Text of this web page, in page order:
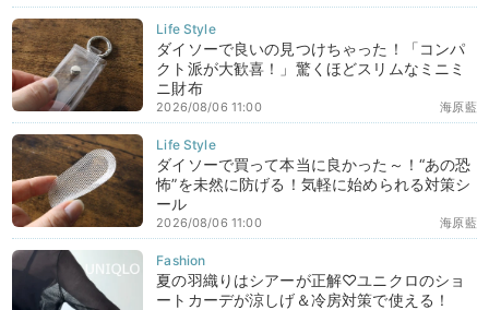
ダイソーで良いの見つけちゃった！「コンパ
クト派が大歓喜！」驚くほどスリムなミニミ
ニ財布
海原藍
2026/08/06 11:00
ダイソーで買って本当に良かった～！“あの恐
怖”を未然に防げる！気軽に始められる対策シ
ール
海原藍
2026/08/06 11:00
夏の羽織りはシアーが正解♡ユニクロのショ
ートカーデが涼しげ＆冷房対策で使える！